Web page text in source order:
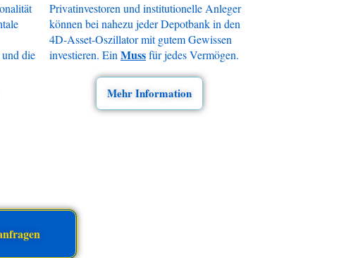
die
Privatinvestoren und institutionelle Anleger
können bei nahezu jeder Depotbank in den
4D-Asset-Oszillator mit gutem Gewissen
investieren. Ein Mussfür jedes Vermögen.
Mehr Information